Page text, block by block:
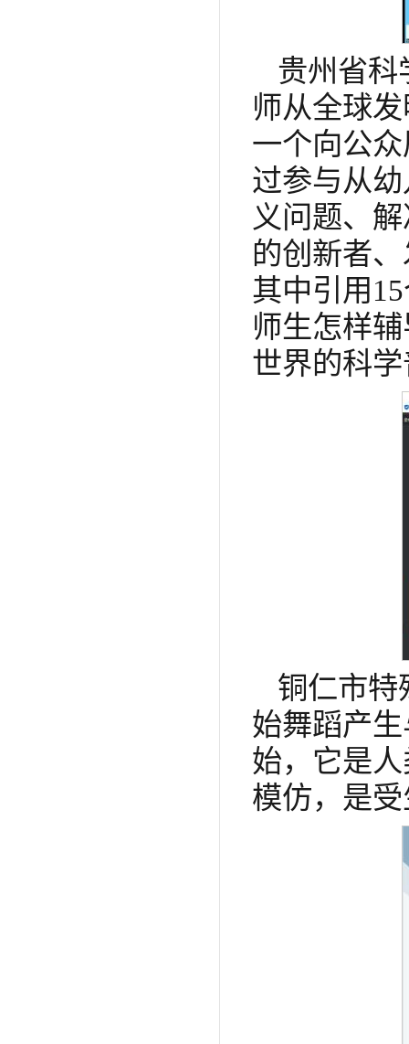
贵州省科
师从全球
一个向公
过参与从
义问题、
的创新者
其中引用
师生怎样
世界的科
铜仁市特
始舞蹈产
始，它是
模仿，是